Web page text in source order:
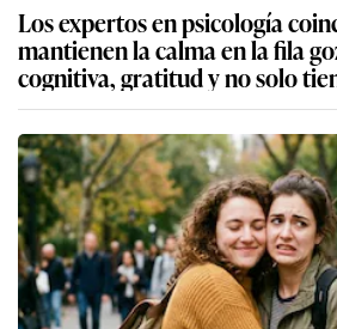
Los expertos en psicología
mantienen la calma en la fila
cognitiva, gratitud y no solo